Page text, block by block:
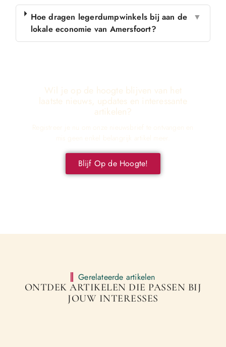
Hoe dragen legerdumpwinkels bij aan de
lokale economie van Amersfoort?
▼
Wil je op de hoogte blijven van het
laatste nieuws, updates en interessante
artikelen?
Registreer je nu om onze nieuwsbrief te ontvangen en
mis geen enkel belangrijk artikel meer.
Blijf Op de Hoogte!
Gerelateerde artikelen
ONTDEK ARTIKELEN DIE PASSEN BIJ
JOUW INTERESSES